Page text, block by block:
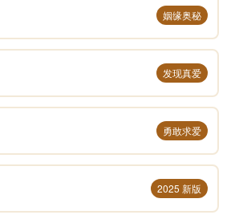
姻缘奥秘
发现真爱
勇敢求爱
2025 新版